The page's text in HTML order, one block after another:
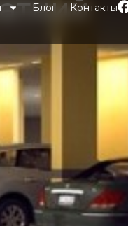
Блог Контакты